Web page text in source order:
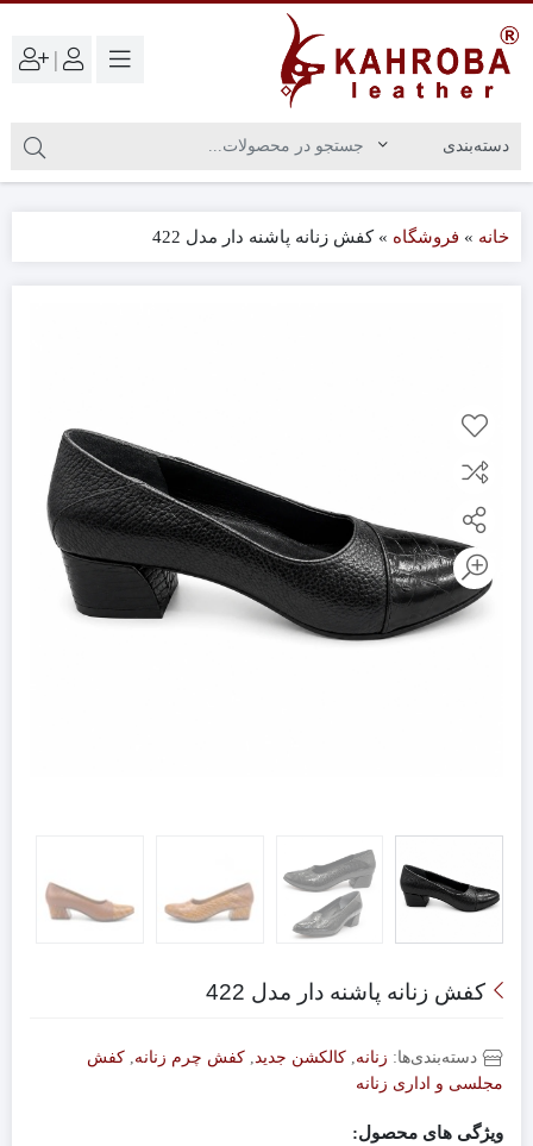
|
خانه » فروشگاه »کفش زنانه پاشنه دار مدل 422
کفش زنانه پاشنه دار مدل 422
دسته‌بندی‌ها: زنانه کالکشن جدید کفش چرم زنانه کفش
مجلسی و اداری زنانه
ویژگی های محصول: